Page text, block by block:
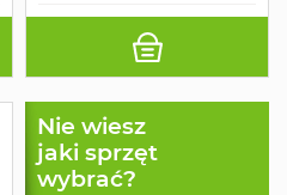
Nie wiesz
jaki sprzęt
wybrać?